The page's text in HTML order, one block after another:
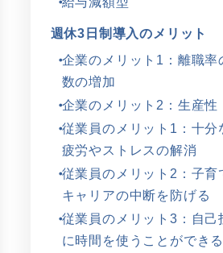
週休3日制導入のメリット
企業のメリット1：離職率
数の増加
企業のメリット2：生産性
従業員のメリット1：十分
疲労やストレスの解消
従業員のメリット2：子育
キャリアの中断を防げる
従業員のメリット3：自己
に時間を使うことができる